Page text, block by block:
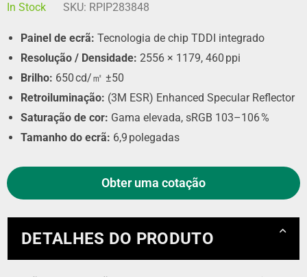
In Stock SKU: RPIP283848
Painel de ecrã: Tecnologia de chip TDDI integrado
Resolução / Densidade: 2556 × 1179, 460 ppi
Brilho: 650 cd/㎡ ±50
Retroiluminação: (3M ESR) Enhanced Specular Reflector
Saturação de cor: Gama elevada, sRGB 103–106 %
Tamanho do ecrã: 6,9 polegadas
Obter uma cotação
DETALHES DO PRODUTO